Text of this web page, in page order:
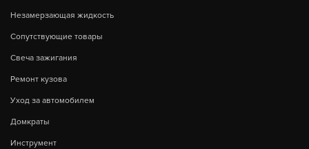
Незамерзающая жидкость
Сопутствующие товары
Свеча зажигания
Ремонт кузова
Уход за автомобилем
Домкраты
Инструмент